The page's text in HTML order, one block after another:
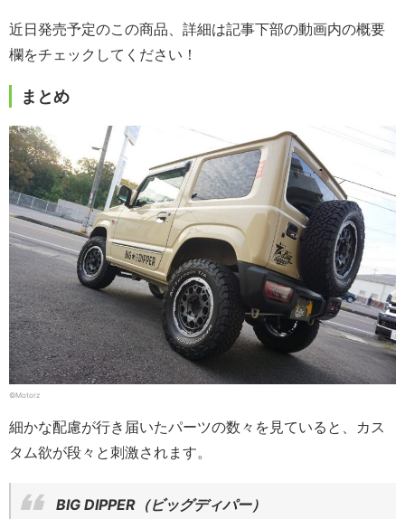
近日発売予定のこの商品、詳細は記事下部の動画内の概要
欄をチェックしてください！
まとめ
©Motorz
細かな配慮が行き届いたパーツの数々を見ていると、カス
タム欲が段々と刺激されます。
BIG DIPPER（ビッグディパー）